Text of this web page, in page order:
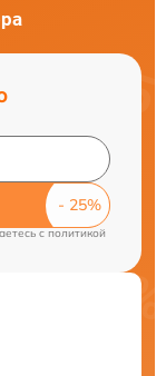
cполитикой